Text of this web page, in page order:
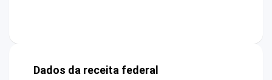
Dados da receita federal